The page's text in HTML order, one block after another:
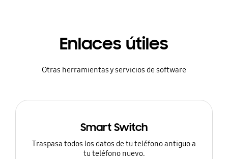
Enlaces útiles
Otras herramientas y servicios de software
Smart Switch
Traspasa todos los datos de tu teléfono antiguo a
tu teléfono nuevo.